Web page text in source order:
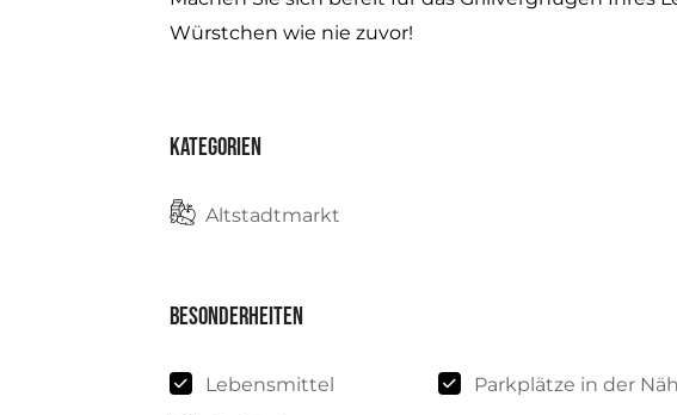
Würstchen wie nie zuvor!
Kategorien
Altstadtmarkt
Besonderheiten
Lebensmittel Parkplätze in der